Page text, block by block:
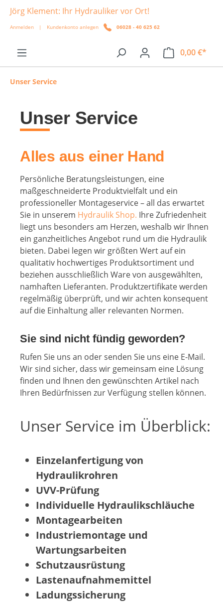
springen
Jörg Klement: Ihr Hydrauliker vor Ort!
Anmelden | Kundenkonto anlegen 06028 - 40 625 62
0,00 €*
Unser Service
Unser Service
Alles aus einer Hand
Persönliche Beratungsleistungen, eine
maßgeschneiderte Produktvielfalt und ein
professioneller Montageservice – all das erwartet
Sie in unserem Hydraulik Shop. Ihre Zufriedenheit
liegt uns besonders am Herzen, weshalb wir Ihnen
ein ganzheitliches Angebot rund um die Hydraulik
bieten. Dabei legen wir größten Wert auf ein
qualitativ hochwertiges Produktsortiment und
beziehen ausschließlich Ware von ausgewählten,
namhaften Lieferanten. Produktzertifikate werden
regelmäßig überprüft, und wir achten konsequent
auf die Einhaltung aller relevanten Normen.
Sie sind nicht fündig geworden?
Rufen Sie uns an oder senden Sie uns eine E-Mail.
Wir sind sicher, dass wir gemeinsam eine Lösung
finden und Ihnen den gewünschten Artikel nach
Ihren Bedürfnissen zur Verfügung stellen können.
Unser Service im Überblick:
Einzelanfertigung von
Hydraulikrohren
UVV-Prüfung
Individuelle Hydraulikschläuche
Montagearbeiten
Industriemontage und
Wartungsarbeiten
Schutzausrüstung
Lastenaufnahmemittel
Ladungssicherung